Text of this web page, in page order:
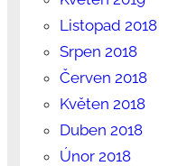
Listopad 2018
Srpen 2018
Červen 2018
Květen 2018
Duben 2018
Únor 2018